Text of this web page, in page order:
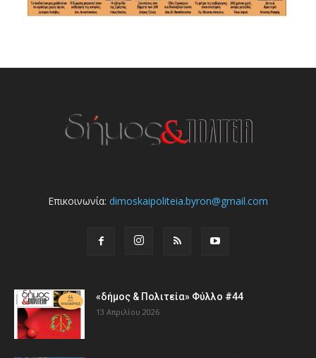
Επικοινωνία: dimoskaipoliteia.byron@gmail.com
«δήμος & Πολιτεία» Φύλλο #44
13 Απριλίου 2026